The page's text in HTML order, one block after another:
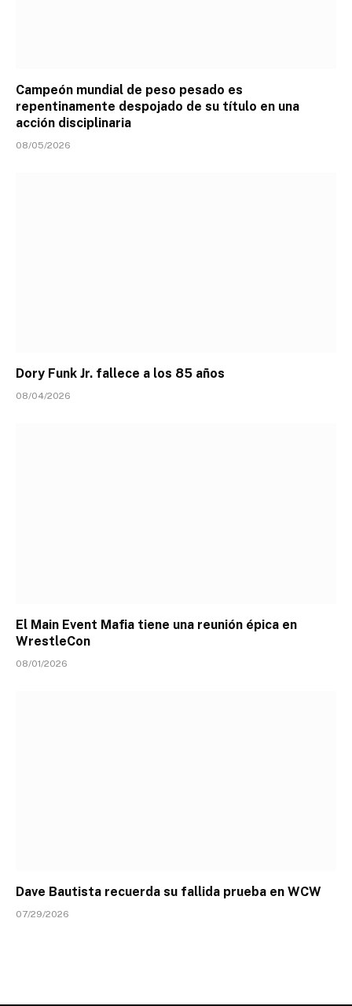
Campeón mundial de peso pesado es
repentinamente despojado de su título en una
acción disciplinaria
08/05/2026
Dory Funk Jr. fallece a los 85 años
08/04/2026
El Main Event Mafia tiene una reunión épica en
WrestleCon
08/01/2026
Dave Bautista recuerda su fallida prueba en WCW
07/29/2026